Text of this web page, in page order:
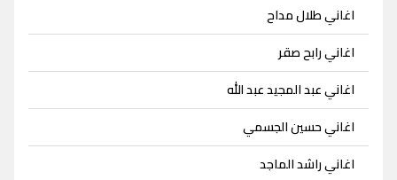
اغاني طلال مداح
اغاني رابح صقر
اغاني عبد المجيد عبد الله
اغاني حسين الجسمي
اغاني راشد الماجد